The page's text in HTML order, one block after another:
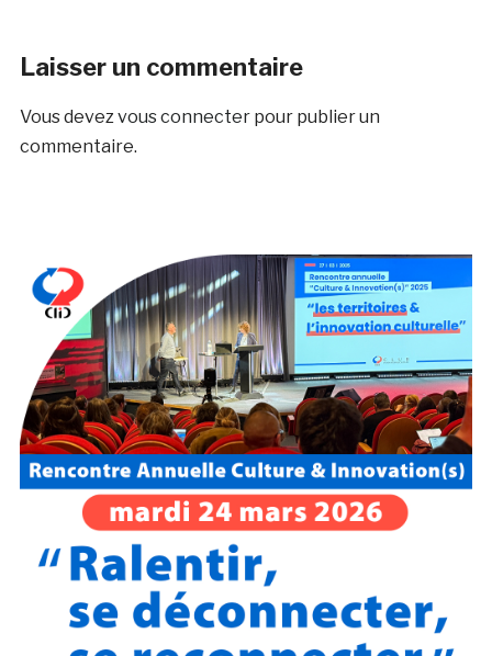
Laisser un commentaire
Vous devezvous connecterpour publier un
commentaire.